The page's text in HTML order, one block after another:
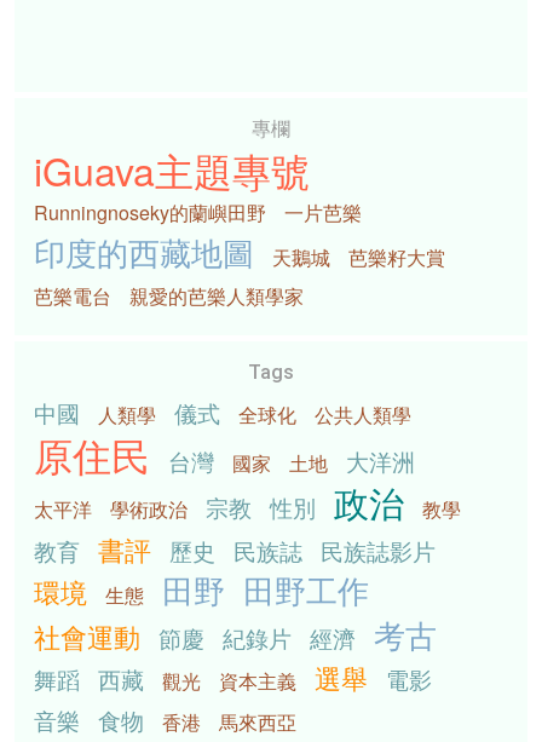
專欄
iGuava主題專號
Runningnoseky的蘭嶼田野 一片芭樂
印度的西藏地圖 天鵝城
芭樂籽大賞
芭樂電台
親愛的芭樂人類學家
Tags
中國 人類學 儀式 全球化 公共人類學
原住民 台灣 國家 土地 大洋洲
太平洋 學術政治 宗教 性別 政治 教學
教育 書評 歷史 民族誌 民族誌影片
環境 生態 田野 田野工作
社會運動 節慶 紀錄片 經濟 考古
舞蹈 西藏 觀光 資本主義 選舉
電影
音樂 食物 香港
馬來西亞